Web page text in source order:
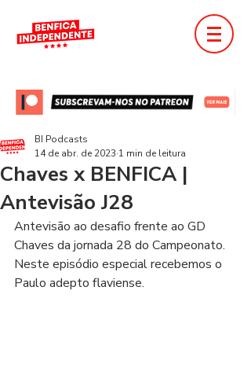
Chaves x BENFICA |
Antevisão J28
BI Podcasts
14 de abr. de 2023 1 min de leitura
Antevisão ao desafio frente ao GD
Chaves da jornada 28 do Campeonato.
Neste episódio especial recebemos o
Paulo adepto flaviense.